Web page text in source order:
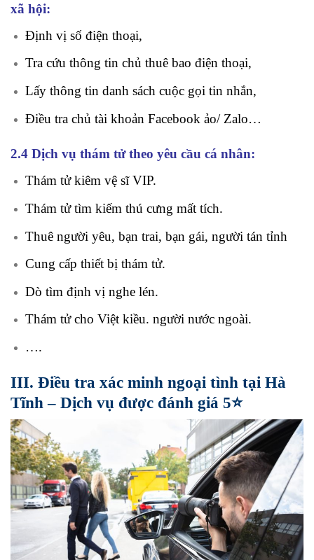
xã hội:
Định vị số điện thoại,
Tra cứu thông tin chủ thuê bao điện thoại,
Lấy thông tin danh sách cuộc gọi tin nhắn,
Điều tra chủ tài khoản Facebook ảo/ Zalo…
2.4 Dịch vụ thám tử theo yêu cầu cá nhân:
Thám tử kiêm vệ sĩ VIP.
Thám tử tìm kiếm thú cưng mất tích.
Thuê người yêu, bạn trai, bạn gái, người tán tỉnh
Cung cấp thiết bị thám tử.
Dò tìm định vị nghe lén.
Thám tử cho Việt kiều. người nước ngoài.
….
III. Điều tra xác minh ngoại tình tại Hà
Tĩnh – Dịch vụ được đánh giá 5⭐